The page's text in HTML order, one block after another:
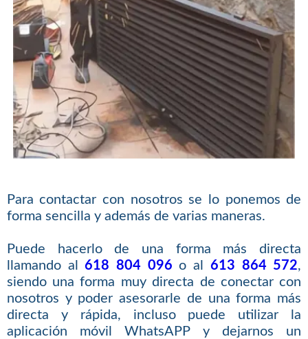
Para contactar con nosotros se lo ponemos de
forma sencilla y además de varias maneras.
Puede hacerlo de una forma más directa
llamando al618 804 096 o al 613 864 572,
siendo una forma muy directa de conectar con
nosotros y poder asesorarle de una forma más
directa y rápida, incluso puede utilizar la
aplicación móvil WhatsAPP y dejarnos un